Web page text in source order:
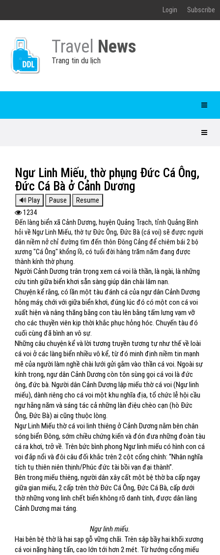
Login Subscribe
Travel News
Trang tin du lịch
Ngư Linh Miếu, thờ phụng Đức Cá Ông,
Đức Cá Bà ở Cảnh Dương
1234
Đến làng biển xã Cảnh Dương, huyện Quảng Trạch, tỉnh Quảng Bình
hỏi về Ngư Linh Miếu, thờ tự Đức Ông, Đức Bà (cá voi) sẽ được người
dân niềm nở chỉ đường tìm đến thôn Đông Cảng để chiêm bái 2 bộ
xương "Cá Ông" khổng lồ, có tuổi đời hàng trăm năm đang được
thành kính thờ phụng.
Người Cảnh Dương trân trọng xem cá voi là thần, là ngài, là những
cứu tinh giữa biển khơi sẵn sàng giúp dân chài lâm nạn.
Chuyện kể rằng, có lần một tàu đánh cá của ngư dân Cảnh Dương
hỏng máy, chới với giữa biển khơi, đúng lúc đó có một con cá voi
xuất hiện và nâng thăng bằng con tàu lên bằng tấm lưng vạm vỡ
cho các thuyền viên kịp thời khắc phục hỏng hóc. Chuyến tàu đó
cuối cùng đã bình an vô sự.
Những câu chuyện kể và lời tương truyền tương tự như thế về loài
cá voi ở các làng biển nhiều vô kể, từ đó minh định niềm tin mạnh
mẽ của người làm nghề chài lưới gửi gắm vào thần cá voi. Ngoài sự
kính trọng, ngư dân Cảnh Dương còn tôn sùng gọi cá voi là đức
ông, đức bà. Người dân Cảnh Dương lập miếu thờ cá voi (Ngư linh
miếu), dành riêng cho cá voi một khu nghĩa địa, tổ chức lễ hội cầu
ngư hằng năm và sáng tác cả những làn điệu chèo cạn (hò Đức
Ông, Đức Bà) ai cũng thuộc lòng.
Ngư Linh Miếu thờ cá voi linh thiêng ở Cảnh Dương nằm bên chân
sóng biển Đông, sớm chiều chứng kiến và đón đưa những đoàn tàu
cá ra khơi, trở về. Trên bức bình phong Ngư linh miếu có hình con cá
voi đắp nổi và đôi câu đối khắc trên 2 cột cổng chính: “Nhân nghĩa
tích tụ thiên niên thịnh/Phúc đức tài bồi vạn đại thành”.
Bên trong miếu thiêng, người dân xây cất một bệ thờ ba cấp ngay
giữa gian miếu, 2 cấp trên thờ Đức Cá Ông, Đức Cá Bà, cấp dưới
thờ những vong linh chết biển không rõ danh tính, được dân làng
Cảnh Dương mai táng.
Ngư linh miếu.
Hai bên bệ thờ là hai sạp gỗ vững chãi. Trên sập bầy hai khối xương
cá voi nặng hàng tấn, cao lớn tới hơn 2 mét. Từ hướng cổng miếu